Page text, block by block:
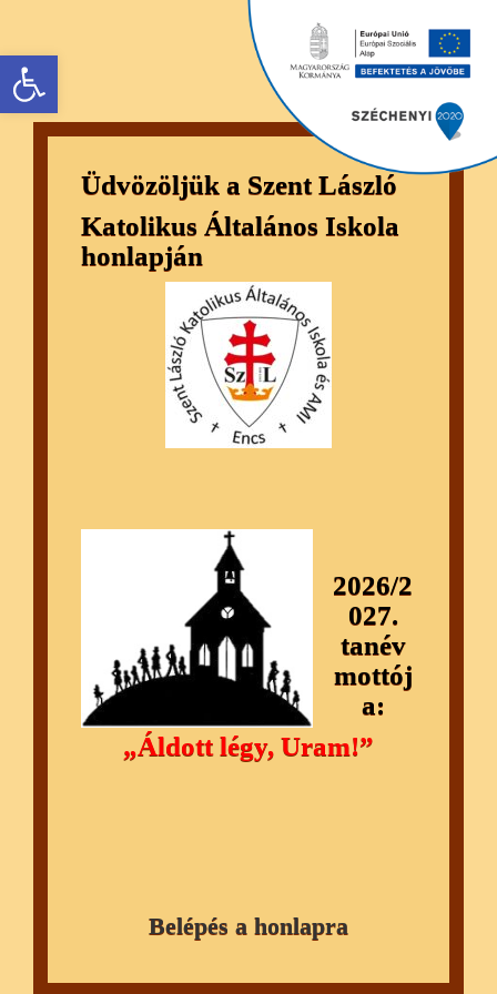
Eszköztár megnyitása
Üdvözöljük a Szent László
Katolikus Általános Iskola
honlapján
2026/2
027.
tanév
mottój
a:
„Áldott légy, Uram!”
Belépés a honlapra